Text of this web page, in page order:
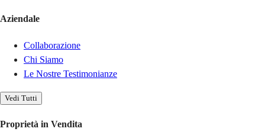
Aziendale
Collaborazione
Chi Siamo
Le Nostre Testimonianze
Vedi Tutti
Proprietà in Vendita